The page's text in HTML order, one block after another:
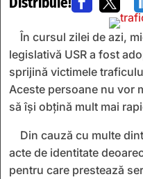
În cursul zilei de azi,
legislativă USR a fost
sprijină victimele
Aceste persoane nu vor
să își obțină mult mai
Din cauză cu multe
acte de identitate
pentru care prestează